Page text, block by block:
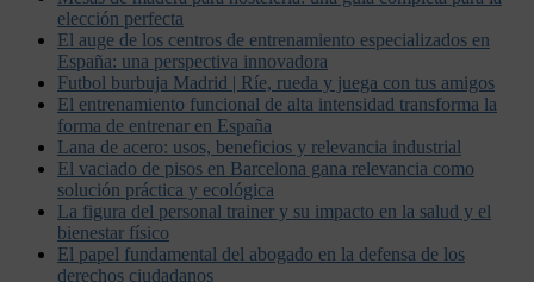
elección perfecta
El auge de los centros de entrenamiento especializados en
España: una perspectiva innovadora
Futbol burbuja Madrid | Ríe, rueda y juega con tus amigos
El entrenamiento funcional de alta intensidad transforma la
forma de entrenar en España
Lana de acero: usos, beneficios y relevancia industrial
El vaciado de pisos en Barcelona gana relevancia como
solución práctica y ecológica
La figura del personal trainer y su impacto en la salud y el
bienestar físico
El papel fundamental del abogado en la defensa de los
derechos ciudadanos